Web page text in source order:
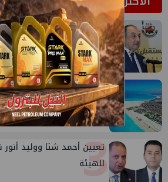
1
وتلك مفاجأة أخرى في حق
2
مليار جنيه لتطوير الجفيرة
3
تعيين أحمد شتا ووليد أنور
للهيئة